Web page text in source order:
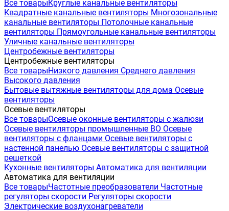
Все товарыКруглые канальные вентиляторы
Квадратные канальные вентиляторы Многозональные
канальные вентиляторы Потолочные канальные
вентиляторы Прямоугольные канальные вентиляторы
Уличные канальные вентиляторы
Центробежные вентиляторы
Центробежные вентиляторы
Все товарыНизкого давления Среднего давления
Высокого давления
Бытовые вытяжные вентиляторы для дома Осевые
вентиляторы
Осевые вентиляторы
Все товарыОсевые оконные вентиляторы с жалюзи
Осевые вентиляторы промышленные ВО Осевые
вентиляторы с фланцами Осевые вентиляторы с
настенной панелью Осевые вентиляторы с защитной
решеткой
Кухонные вентиляторы Автоматика для вентиляции
Автоматика для вентиляции
Все товарыЧастотные преобразователи Частотные
регуляторы скорости Регуляторы скорости
Электрические воздухонагреватели